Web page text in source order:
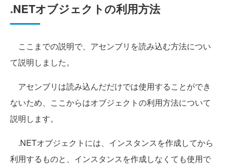
.NETオブジェクトの利用方法
ここまでの説明で、アセンブリを読み込む方法につい
て説明しました。
アセンブリは読み込んだだけでは使用することができ
ないため、ここからはオブジェクトの利用方法について
説明します。
.NETオブジェクトには、インスタンスを作成してから
利用するものと、インスタンスを作成しなくても使用で